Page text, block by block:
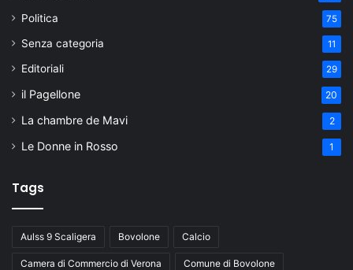
Politica 75
Senza categoria 11
Editoriali 29
il Pagellone 20
La chambre de Mavi 2
Le Donne in Rosso 1
Tags
Aulss 9 Scaligera Bovolone Calcio
Camera di Commercio di Verona Comune di Bovolone